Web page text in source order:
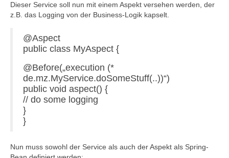
Dieser Service soll nun mit einem Aspekt versehen werden, der
z.B. das Logging von der Business-Logik kapselt.
@Aspect
public class MyAspect {
@Before(„execution (*
de.mz.MyService.doSomeStuff(..))“)
public void aspect() {
// do some logging
}
}
Nun muss sowohl der Service als auch der Aspekt als Spring-